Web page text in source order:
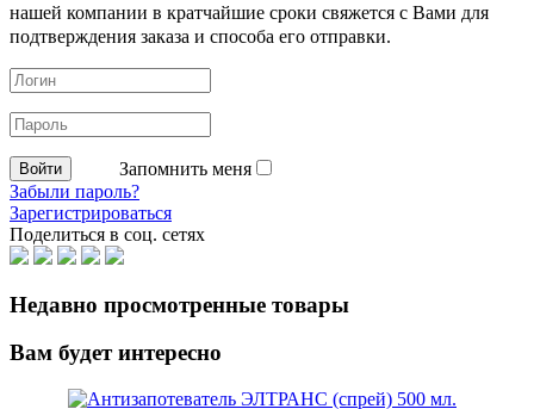
нашей компании в кратчайшие сроки свяжется с Вами для
подтверждения заказа и способа его отправки.
Запомнить меня
Забыли пароль?
Зарегистрироваться
Поделиться в соц. сетях
Недавно просмотренные товары
Вам будет интересно